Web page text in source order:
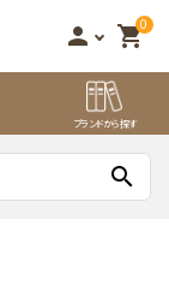
person 0
shopping_cart
ブランドから探す
search